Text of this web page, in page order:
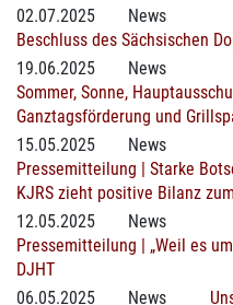
02.07.2025
News
Beschluss des Sächsischen
19.06.2025
News
Sommer, Sonne,
Ganztagsförderung und
15.05.2025
News
Pressemitteilung | Starke
KJRS zieht positive Bilanz
12.05.2025
News
Pressemitteilung | „Weil es
DJHT
06.05.2025
News